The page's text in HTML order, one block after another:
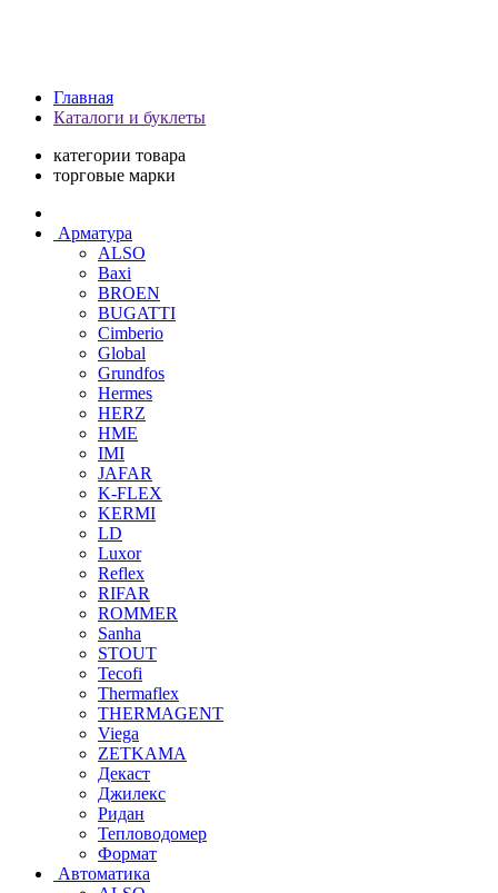
Главная
Каталоги и буклеты
категории товара
торговые марки
Арматура
ALSO
Baxi
BROEN
BUGATTI
Cimberio
Global
Grundfos
Hermes
HERZ
HME
IMI
JAFAR
K-FLEX
KERMI
LD
Luxor
Reflex
RIFAR
ROMMER
Sanha
STOUT
Tecofi
Thermaflex
THERMAGENT
Viega
ZETKAMA
Декаст
Джилекс
Ридан
Тепловодомер
Формат
Автоматика